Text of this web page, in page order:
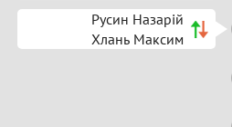
Русин Назарій
Хлань Максим